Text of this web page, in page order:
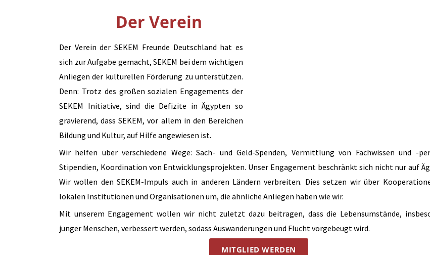
Der Verein
Der Verein der SEKEM Freunde Deutschland hat es
sich zur Aufgabe gemacht, SEKEM bei dem wichtigen
Anliegen der kulturellen Förderung zu unterstützen.
Denn: Trotz des großen sozialen Engagements der
SEKEM Initiative, sind die Defizite in Ägypten so
gravierend, dass SEKEM, vor allem in den Bereichen
Bildung und Kultur, auf Hilfe angewiesen ist.
Wir helfen über verschiedene Wege: Sach- und Geld-Spenden, Vermittlung von Fachwissen und -
Stipendien, Koordination von Entwicklungsprojekten. Unser Engagement beschränkt sich nicht nur auf
Wir wollen den SEKEM-Impuls auch in anderen Ländern verbreiten. Dies setzen wir über
lokalen Institutionen und Organisationen um, die ähnliche Anliegen haben wie wir.
Mit unserem Engagement wollen wir nicht zuletzt dazu beitragen, dass die Lebensumstände,
junger Menschen, verbessert werden, sodass Auswanderungen und Flucht vorgebeugt wird.
MITGLIED WERDEN